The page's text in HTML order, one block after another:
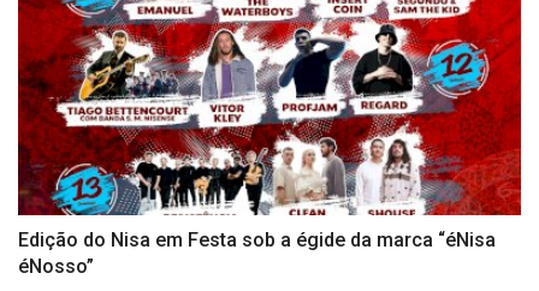
Edição do Nisa em Festa sob a égide da marca “éNisa
éNosso”